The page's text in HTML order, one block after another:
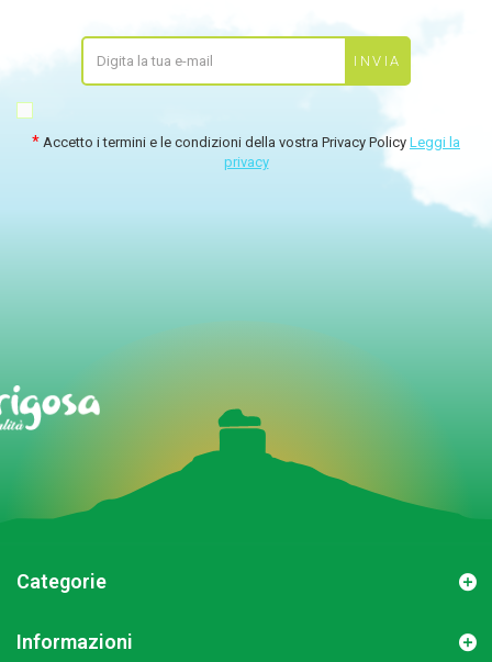
Accetto i termini e le condizioni della vostra Privacy Policy Leggi la
privacy
Categorie
Informazioni